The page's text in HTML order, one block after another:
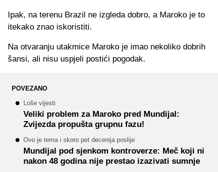
Ipak, na terenu Brazil ne izgleda dobro, a Maroko je to
itekako znao iskoristiti.
Na otvaranju utakmice Maroko je imao nekoliko dobrih
šansi, ali nisu uspjeli postići pogodak.
POVEZANO
Loše vijesti
Veliki problem za Maroko pred Mundijal:
Zvijezda propušta grupnu fazu!
Ovo je tema i skoro pet decenija poslije
Mundijal pod sjenkom kontroverze: Meč koji ni
nakon 48 godina nije prestao izazivati sumnje